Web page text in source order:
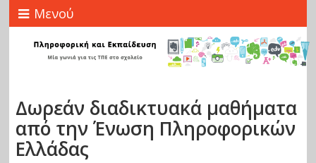
Μενού
Δωρεάν διαδικτυακά μαθήματα
από την Ένωση Πληροφορικών
Ελλάδας